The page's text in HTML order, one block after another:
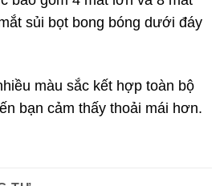
sủi bọt bong bóng dưới đáy
màu sắc kết hợp toàn bộ
bạn cảm thấy thoải mái hơn.